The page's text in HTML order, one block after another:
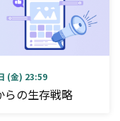
(金) 23:59
らの生存戦略